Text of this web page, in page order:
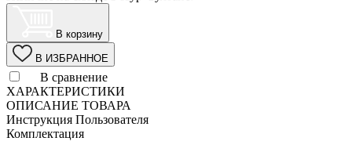
В корзину
В ИЗБРАННОЕ
В сравнение
ХАРАКТЕРИСТИКИ
ОПИСАНИЕ ТОВАРА
Инструкция Пользователя
Комплектация